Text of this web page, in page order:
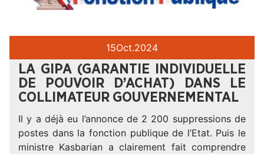
15Oct.2024
LA GIPA (GARANTIE INDIVIDUELLE
DE POUVOIR D’ACHAT) DANS LE
COLLIMATEUR GOUVERNEMENTAL
Il y a déjà eu l’annonce de 2 200 suppressions de
postes dans la fonction publique de l’Etat. Puis le
ministre Kasbarian a clairement fait comprendre